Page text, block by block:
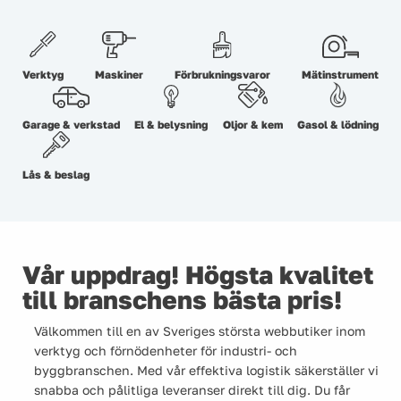
Verktyg Maskiner Förbrukningsvaror Mätinstrument
Garage & verkstad El & belysning Oljor & kem Gasol & lödning
Lås & beslag
Vår uppdrag! Högsta kvalitet
till branschens bästa pris!
Välkommen till en av Sveriges största webbutiker inom
verktyg och förnödenheter för industri- och
byggbranschen. Med vår effektiva logistik säkerställer vi
snabba och pålitliga leveranser direkt till dig. Du får